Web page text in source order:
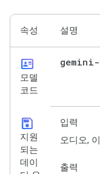
속성 설명
id_card
모델
코드
gemini-
save
지원
되는
데이
입력
오디오,
출력